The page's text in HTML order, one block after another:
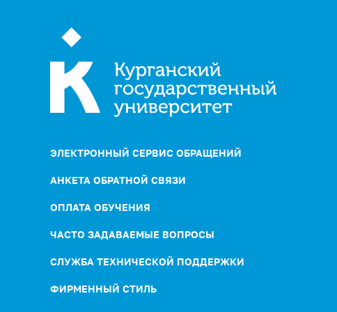
ЭЛЕКТРОННЫЙ СЕРВИС ОБРАЩЕНИЙ
АНКЕТА ОБРАТНОЙ СВЯЗИ
ОПЛАТА ОБУЧЕНИЯ
ЧАСТО ЗАДАВАЕМЫЕ ВОПРОСЫ
СЛУЖБА ТЕХНИЧЕСКОЙ ПОДДЕРЖКИ
ФИРМЕННЫЙ СТИЛЬ